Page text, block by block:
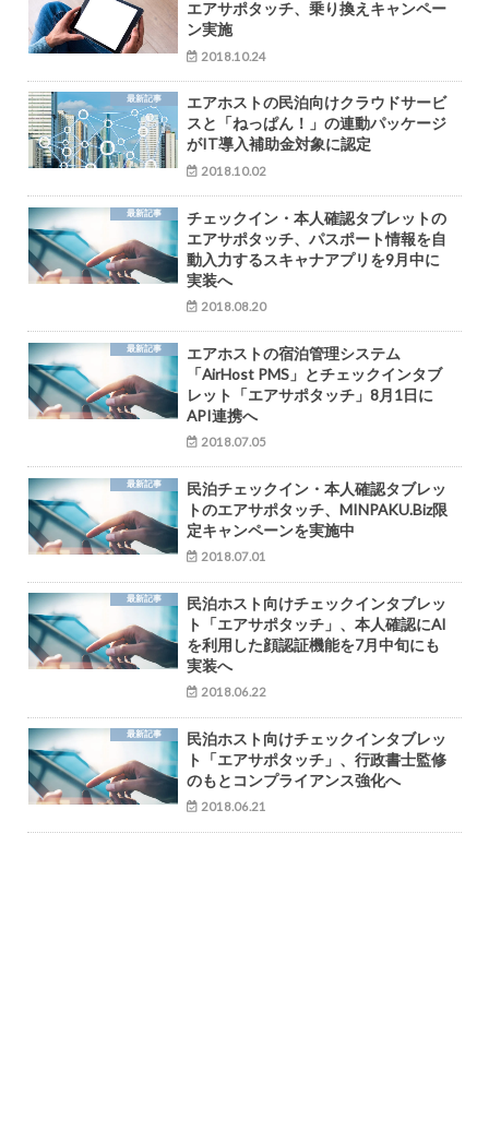
エアサポタッチ、乗り換えキャンペー
ン実施
2018.10.24
最新記事
エアホストの民泊向けクラウドサービ
スと「ねっぱん！」の連動パッケージ
がIT導入補助金対象に認定
2018.10.02
最新記事
チェックイン・本人確認タブレットの
エアサポタッチ、パスポート情報を自
動入力するスキャナアプリを9月中に
実装へ
2018.08.20
最新記事
エアホストの宿泊管理システム
「AirHost PMS」とチェックインタブ
レット「エアサポタッチ」8月1日に
API連携へ
2018.07.05
最新記事
民泊チェックイン・本人確認タブレッ
トのエアサポタッチ、MINPAKU.Biz限
定キャンペーンを実施中
2018.07.01
最新記事
民泊ホスト向けチェックインタブレッ
ト「エアサポタッチ」、本人確認にAI
を利用した顔認証機能を7月中旬にも
実装へ
2018.06.22
最新記事
民泊ホスト向けチェックインタブレッ
ト「エアサポタッチ」、行政書士監修
のもとコンプライアンス強化へ
2018.06.21